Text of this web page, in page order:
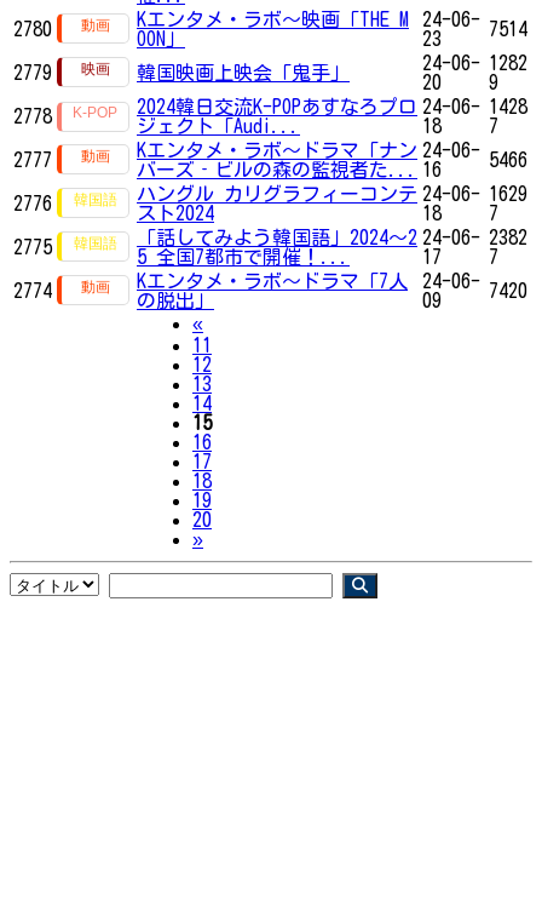
2780
Kエンタメ・ラボ～映画「THE M
OON」
24-06-
23
7514
2779 韓国映画上映会「鬼手」
24-06-
20
1282
9
2778
2024韓日交流K-POPあすなろプロ
ジェクト「Audi...
24-06-
18
1428
7
2777
Kエンタメ・ラボ～ドラマ「ナン
バーズ‐ビルの森の監視者た...
24-06-
16
5466
2776
ハングル カリグラフィーコンテ
スト2024
24-06-
18
1629
7
2775
「話してみよう韓国語」2024～2
5 全国7都市で開催！...
24-06-
17
2382
7
2774
Kエンタメ・ラボ～ドラマ「7人
の脱出」
24-06-
09
7420
«Previous
11
12
13
14
15
16
17
18
19
20
»Next